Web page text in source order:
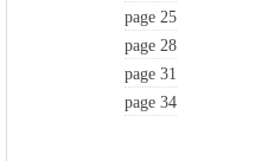
page 25
page 28
page 31
page 34